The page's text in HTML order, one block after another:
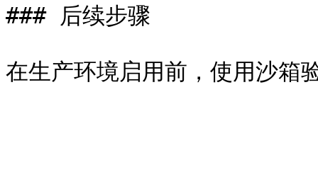
### 后续步骤